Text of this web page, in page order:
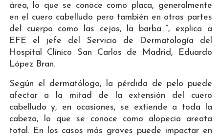
área, lo que se conoce como placa, generalmente
en el cuero cabelludo pero también en otras partes
del cuerpo como las cejas, la barba...”, explica a
EFE el jefe del Servicio de Dermatología del
Hospital Clínico San Carlos de Madrid, Eduardo
López Bran.
Según el dermatólogo, la pérdida de pelo puede
afectar a la mitad de la extensión del cuero
cabelludo y, en ocasiones, se extiende a toda la
cabeza, lo que se conoce como alopecia areata
total. En los casos más graves puede impactar en